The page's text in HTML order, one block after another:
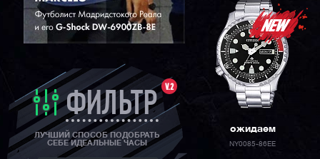
V.2
ФИЛЬТР
ЛУЧШИЙ СПОСОБ ПОДОБРАТЬ
СЕБЕ ИДЕАЛЬНЫЕ ЧАСЫ
ожидаем
NY0085-86EE